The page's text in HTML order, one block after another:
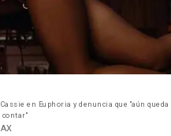
en Euphoria y denuncia que "aún queda
contar"